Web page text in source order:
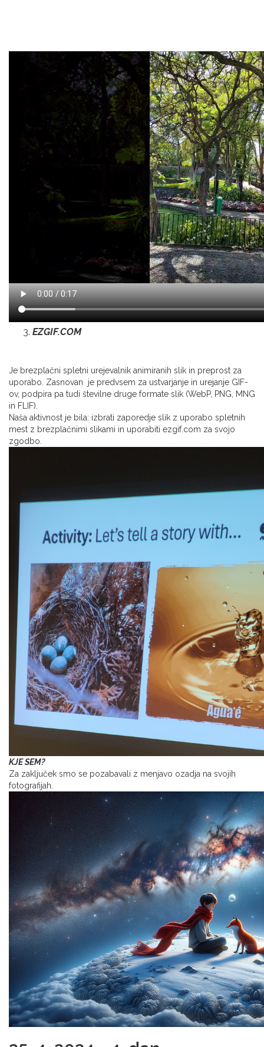
EZGIF.COM
Je brezplačni spletni urejevalnik animiranih slik in preprost za
uporabo. Zasnovan je predvsem za ustvarjanje in urejanje GIF-
ov, podpira pa tudi številne druge formate slik (WebP, PNG, MNG
in FLIF).
Naša aktivnost je bila: izbrati zaporedje slik z uporabo spletnih
mest z brezplačnimi slikami in uporabiti ezgif.com za svojo
zgodbo.
KJE SEM?
Za zaključek smo se pozabavali z menjavo ozadja na svojih
fotografijah.